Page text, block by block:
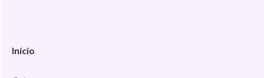
Início